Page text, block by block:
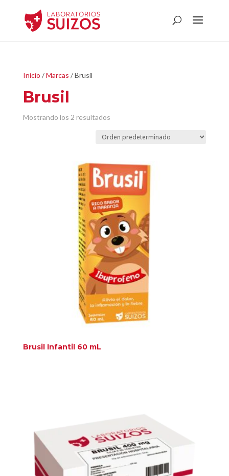
Inicio /Marcas / Brusil
Brusil
Mostrando los 2 resultados
Brusil Infantil 60 mL